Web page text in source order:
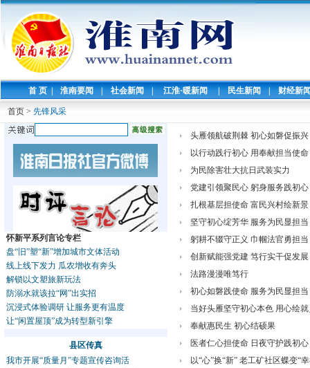
首 页 | 淮南要闻 | 社会新闻 | 江淮·暖新闻 | 民生新闻 | 财经新
首页 > 先锋风采
怀新平系列言论专栏
盘“旧”塑“新”增加城市文体活动
线上线下发力 瓜农增收有奔头
解锁以文塑旅新玩法
防溺水就该拉“网”出实招
沉浸式体验调研 让服务更有温度
让“闲置屋顶”成为转型新引擎
县区传真
我市开展“质量月”专题宣传咨询活
头雁领航破荆棘 初心如磐促振兴
以行动践行初心 用奉献担当使命
为民除害壮大抗日武装实力
党建引领聚民心 躬身服务践初心
扎根基层担使命 富民兴村绘新景
坚守初心绽芳华 服务为民显担当
躬耕不辍守正义 巾帼法官勇担当
创新赋能强党建 笃行实干促发展
法路漫漫唯笃行
初心如磐践使命 服务为民显担当
当好头雁坚守初心本色 用心绘
奉献惠民生 初心结硕果
医者仁心担使命 日夜守护践初心
以“心”换“新” 老工矿社区蝶变“